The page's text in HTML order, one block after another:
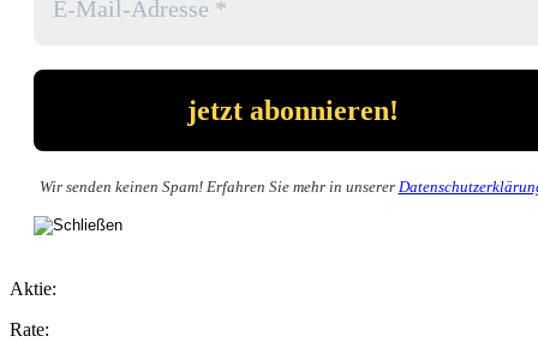
Wir senden keinen Spam! Erfahren Sie mehr in unserer
Aktie:
Rate: